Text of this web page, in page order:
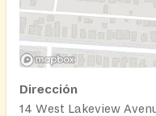
Dirección
14 West Lakeview